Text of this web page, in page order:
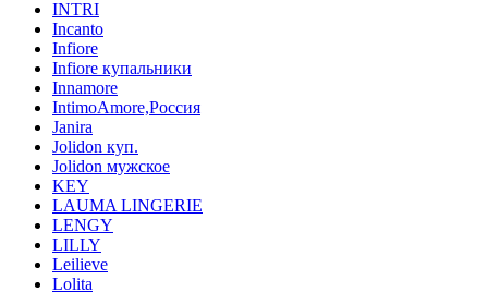
INTRI
Incanto
Infiore
Infiore купальники
Innamore
IntimoAmore,Россия
Janira
Jolidon куп.
Jolidon мужское
KEY
LAUMA LINGERIE
LENGY
LILLY
Leilieve
Lolita